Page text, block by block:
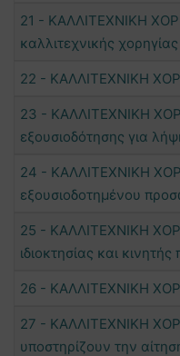
21 - ΚΑΛΛΙΤΕΧΝΙΚΗ
καλλιτεχνικής χορηγίας
22 - ΚΑΛΛΙΤΕΧΝΙΚΗ
23 - ΚΑΛΛΙΤΕΧΝΙΚΗ
εξουσιοδότησης για
24 - ΚΑΛΛΙΤΕΧΝΙΚΗ
εξουσιοδοτημένου
25 - ΚΑΛΛΙΤΕΧΝΙΚΗ
ιδιοκτησίας και κινητής
26 - ΚΑΛΛΙΤΕΧΝΙΚΗ
27 - ΚΑΛΛΙΤΕΧΝΙΚΗ
υποστηρίζουν την